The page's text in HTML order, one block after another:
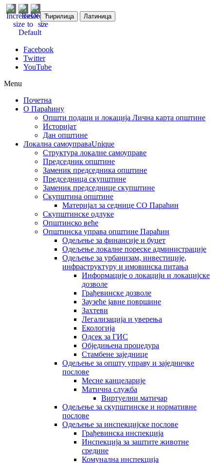
Ћирилица Латиница
Facebook
Twitter
YouTube
Menu
Почетна
О Параћину
Општи подаци и локација Лична карта општине
Историјат
Дан општине
Локална самоуправаUnique
Структура локалне самоуправе
Председник општине
Заменик председника општине
Председница скупштине
Заменик председнице скупштине
Скупштина општине
Материјал за седнице СО Параћин
Скупштинске одлуке
Општинско веће
Општинска управа општине Параћин
Одељење за финансије и буџет
Одељење локалне пореске администрације
Одељење за урбанизам, инвестиције,
инфраструктуру и имовинска питања
Информације о локацији и локацијске
дозволе
Грађевинске дозволе
Заузеће јавне површине
Захтеви
Легализација и уверења
Екологија
Одсек за ГИС
Обједињена процедура
Стамбене заједнице
Oдељење за општу управу и заједничке
послове
Месне канцеларије
Матична служба
Виртуелни матичар
Одељење за скупштинске и нормативне
послове
Одељење за инспекцијске послове
Грађевинска инспекција
Инспекција за заштите животне
средине
Комунална инспекција